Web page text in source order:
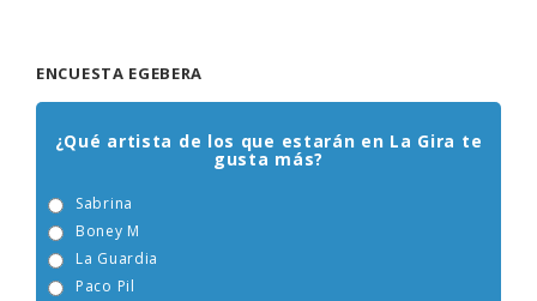
¿Qué artista de los que estarán en La Gira te
gusta más?
La Guardia